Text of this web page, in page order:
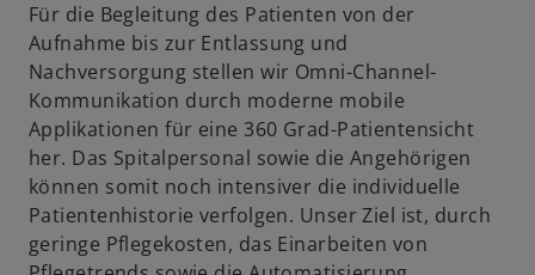
Für die Begleitung des Patienten von der
Aufnahme bis zur Entlassung und
Nachversorgung stellen wir Omni-Channel-
Kommunikation durch moderne mobile
Applikationen für eine 360 Grad-Patientensicht
her. Das Spitalpersonal sowie die Angehörigen
können somit noch intensiver die individuelle
Patientenhistorie verfolgen. Unser Ziel ist, durch
geringe Pflegekosten, das Einarbeiten von
w
ir
d
i
n